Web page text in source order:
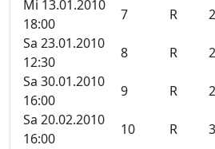
Mi 13.01.2010
18:00
7 R
Sa 23.01.2010
12:30
8 R
Sa 30.01.2010
16:00
9 R
Sa 20.02.2010
16:00
10 R